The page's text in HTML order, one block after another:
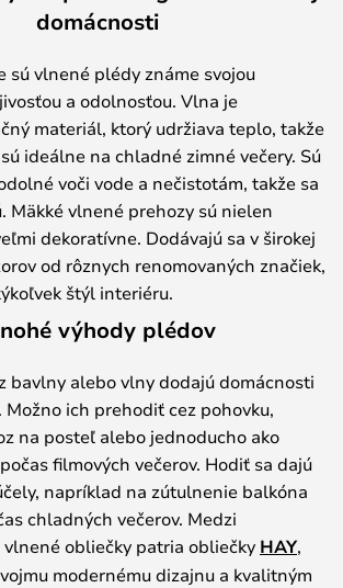
domácnosti
sú vlnené plédy známe svojou
a odolnosťou. Vlna je
materiál, ktorý udržiava teplo, takže
ideálne na chladné zimné večery. Sú
voči vode a nečistotám, takže sa
Mäkké vlnené prehozy sú nielen
dekoratívne. Dodávajú sa v širokej
od rôznych renomovaných značiek,
štýl interiéru.
výhody plédov
bavlny alebo vlny dodajú domácnosti
ich prehodiť cez pohovku,
na posteľ alebo jednoducho ako
filmových večerov. Hodiť sa dajú
napríklad na zútulnenie balkóna
chladných večerov. Medzi
obliečky patria obliečky HAY,
modernému dizajnu a kvalitným